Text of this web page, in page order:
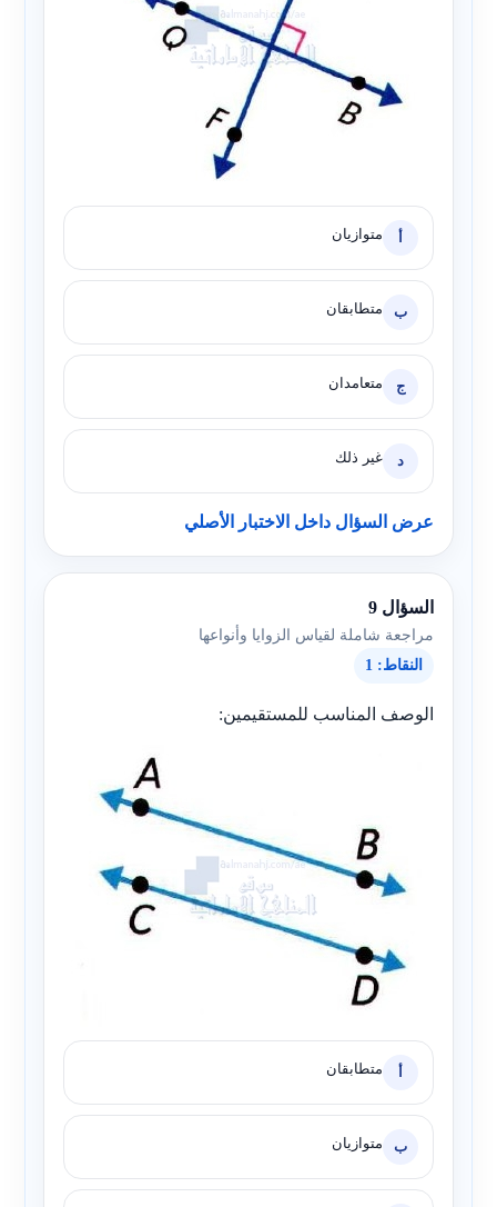
متوازيان
ب متطابقان
ج متعامدان
د غير ذلك
عرض السؤال داخل الاختبار الأصلي
السؤال 9
مراجعة شاملة لقياس الزوايا وأنواعها
النقاط: 1
الوصف المناسب للمستقيمين:
متطابقان
ب متوازيان